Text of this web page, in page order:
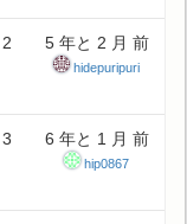
2 5 年と 2 月 前
hidepuripuri
3 6 年と 1 月 前
hip0867